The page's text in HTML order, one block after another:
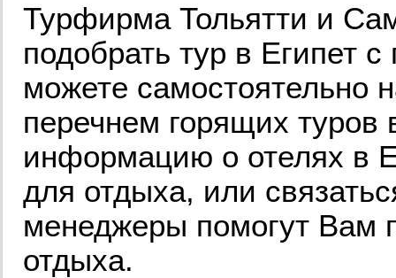
Турфирма Тольятти и
подобрать тур в Египет
можете самостоятельно
перечнем горящих туров
информацию о отелях в
для отдыха, или
менеджеры помогут Вам
отдыха.